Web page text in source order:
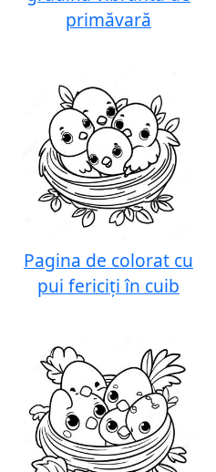
primăvară
Pagina de colorat cu
pui fericiți în cuib